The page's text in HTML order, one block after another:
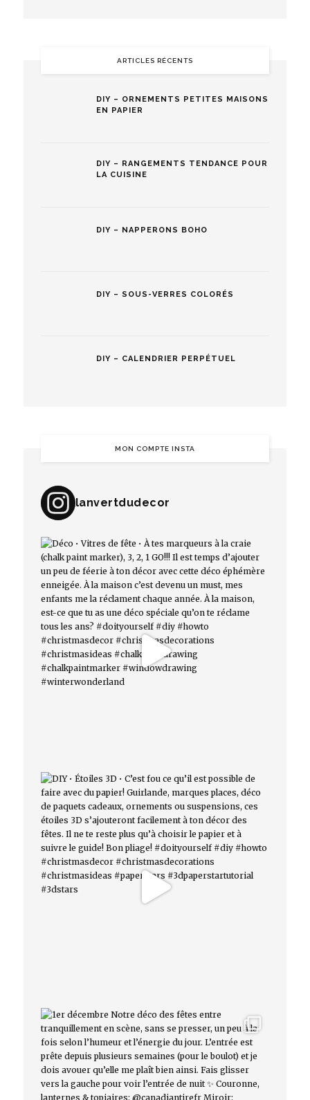
ARTICLES RÉCENTS
DIY – ORNEMENTS PETITES MAISONS
EN PAPIER
DIY – RANGEMENTS TENDANCE POUR
LA CUISINE
DIY – NAPPERONS BOHO
DIY – SOUS-VERRES COLORÉS
DIY – CALENDRIER PERPÉTUEL
MON COMPTE INSTA
lanvertdudecor